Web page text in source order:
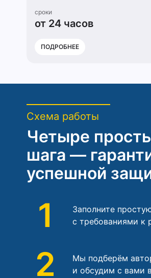
сроки
от 24 часов
ПОДРОБНЕЕ
Схема работы
Четыре
шага —
успешной
1
Заполните
с требованиями к
2
Мы подберём
и обсудим с вами